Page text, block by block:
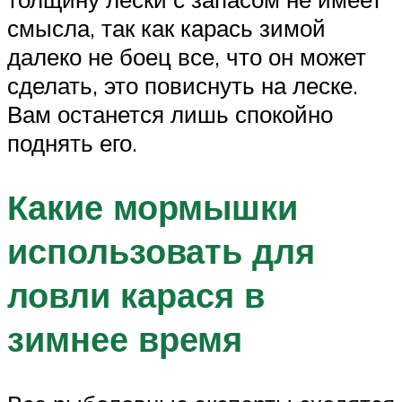
смысла, так как карась зимой
далеко не боец все, что он может
сделать, это повиснуть на леске.
Вам останется лишь спокойно
поднять его.
Какие мормышки
использовать для
ловли карася в
зимнее время